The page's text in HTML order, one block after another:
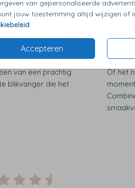
van gepersonaliseerde
jouw toestemming altijd wijzigen of
Accepteren
en luxe
van een prachtig
blikvanger die het
Of het